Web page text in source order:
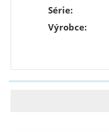
Série:
Výrobce: